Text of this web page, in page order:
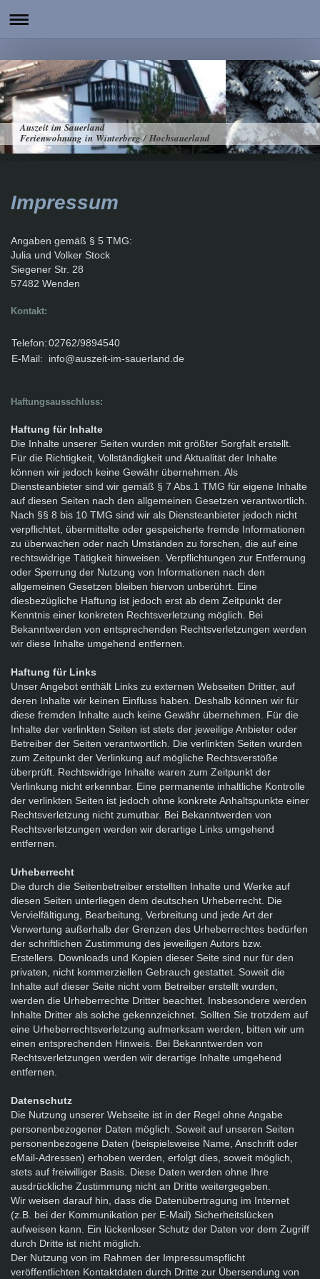
Auszeit im Sauerland
Ferienwohnung in Winterberg / Hochsauerland
Impressum
Angaben gemäß § 5 TMG:
Julia und Volker Stock
Siegener Str. 28
57482 Wenden
Kontakt:
Telefon:02762/9894540
E-Mail:
info@auszeit-im-sauerland.de
Haftungsausschluss:
Haftung für Inhalte
Die Inhalte unserer Seiten wurden mit größter Sorgfalt erstellt.
Für die Richtigkeit, Vollständigkeit und Aktualität der Inhalte
können wir jedoch keine Gewähr übernehmen. Als
Diensteanbieter sind wir gemäß § 7 Abs.1 TMG für eigene Inhalte
auf diesen Seiten nach den allgemeinen Gesetzen verantwortlich.
Nach §§ 8 bis 10 TMG sind wir als Diensteanbieter jedoch nicht
verpflichtet, übermittelte oder gespeicherte fremde Informationen
zu überwachen oder nach Umständen zu forschen, die auf eine
rechtswidrige Tätigkeit hinweisen. Verpflichtungen zur Entfernung
oder Sperrung der Nutzung von Informationen nach den
allgemeinen Gesetzen bleiben hiervon unberührt. Eine
diesbezügliche Haftung ist jedoch erst ab dem Zeitpunkt der
Kenntnis einer konkreten Rechtsverletzung möglich. Bei
Bekanntwerden von entsprechenden Rechtsverletzungen werden
wir diese Inhalte umgehend entfernen.
Haftung für Links
Unser Angebot enthält Links zu externen Webseiten Dritter, auf
deren Inhalte wir keinen Einfluss haben. Deshalb können wir für
diese fremden Inhalte auch keine Gewähr übernehmen. Für die
Inhalte der verlinkten Seiten ist stets der jeweilige Anbieter oder
Betreiber der Seiten verantwortlich. Die verlinkten Seiten wurden
zum Zeitpunkt der Verlinkung auf mögliche Rechtsverstöße
überprüft. Rechtswidrige Inhalte waren zum Zeitpunkt der
Verlinkung nicht erkennbar. Eine permanente inhaltliche Kontrolle
der verlinkten Seiten ist jedoch ohne konkrete Anhaltspunkte einer
Rechtsverletzung nicht zumutbar. Bei Bekanntwerden von
Rechtsverletzungen werden wir derartige Links umgehend
entfernen.
Urheberrecht
Die durch die Seitenbetreiber erstellten Inhalte und Werke auf
diesen Seiten unterliegen dem deutschen Urheberrecht. Die
Vervielfältigung, Bearbeitung, Verbreitung und jede Art der
Verwertung außerhalb der Grenzen des Urheberrechtes bedürfen
der schriftlichen Zustimmung des jeweiligen Autors bzw.
Erstellers. Downloads und Kopien dieser Seite sind nur für den
privaten, nicht kommerziellen Gebrauch gestattet. Soweit die
Inhalte auf dieser Seite nicht vom Betreiber erstellt wurden,
werden die Urheberrechte Dritter beachtet. Insbesondere werden
Inhalte Dritter als solche gekennzeichnet. Sollten Sie trotzdem auf
eine Urheberrechtsverletzung aufmerksam werden, bitten wir um
einen entsprechenden Hinweis. Bei Bekanntwerden von
Rechtsverletzungen werden wir derartige Inhalte umgehend
entfernen.
Datenschutz
Die Nutzung unserer Webseite ist in der Regel ohne Angabe
personenbezogener Daten möglich. Soweit auf unseren Seiten
personenbezogene Daten (beispielsweise Name, Anschrift oder
eMail-Adressen) erhoben werden, erfolgt dies, soweit möglich,
stets auf freiwilliger Basis. Diese Daten werden ohne Ihre
ausdrückliche Zustimmung nicht an Dritte weitergegeben.
Wir weisen darauf hin, dass die Datenübertragung im Internet
(z.B. bei der Kommunikation per E-Mail) Sicherheitslücken
aufweisen kann. Ein lückenloser Schutz der Daten vor dem Zugriff
durch Dritte ist nicht möglich.
Der Nutzung von im Rahmen der Impressumspflicht
veröffentlichten Kontaktdaten durch Dritte zur Übersendung von